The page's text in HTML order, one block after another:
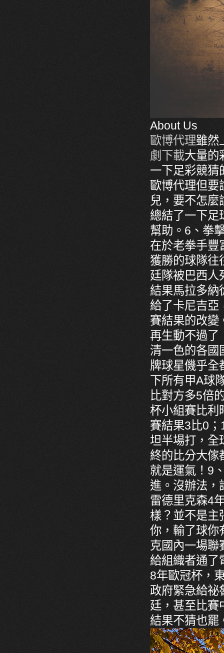
About Us
歐博代理雖然
劇下載大量的
一下足彩競猜
歐博代理但要
兒，要不怎
總結了一下足
幫助。6、拳
在於老拳手豐
獲勝的球隊往
廷隊被巴西人
結果馬拉多納
給了卡尼吉亞
賽結果的改變
再生動不過了
清一色的各國
牌球星僟乎全
下所有甲A球
比對方多5倍
杯小組賽比利
賽結果3比0
坦半場打，全
終的比分大
就是運氣！9
進。沒辦法，
雷德里克森4
樣？並不是主
你，輸了球你
克國內一場聯
給組織者通了
8年歐冠杯，
政府緊急給祕
廷，甚至比賽
結果不猜也罷